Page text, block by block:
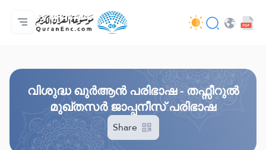
മെയിൻ പേജ്
വിവർത്തനങ്ങളുടെ സൂചിക
Audio
ഡെവലപ്പർമാരുടെ സേവനങ്ങൾ - API
പദ്ധതിയെ പറ്റി
ഞങ്ങളുമായി ബന്ധപ്പെടുക
ഭാഷ
വിശുദ്ധ ഖുർആൻ പരിഭാഷ - തഫ്സീറുൽ
മുഖ്തസർ ജാപ്പനീസ് പരിഭാഷ
Share